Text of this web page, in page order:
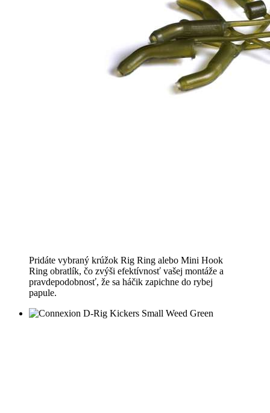
Pridáte vybraný krúžok Rig Ring alebo Mini Hook
Ring obratlík, čo zvýši efektívnosť vašej montáže a
pravdepodobnosť, že sa háčik zapichne do rybej
papule.